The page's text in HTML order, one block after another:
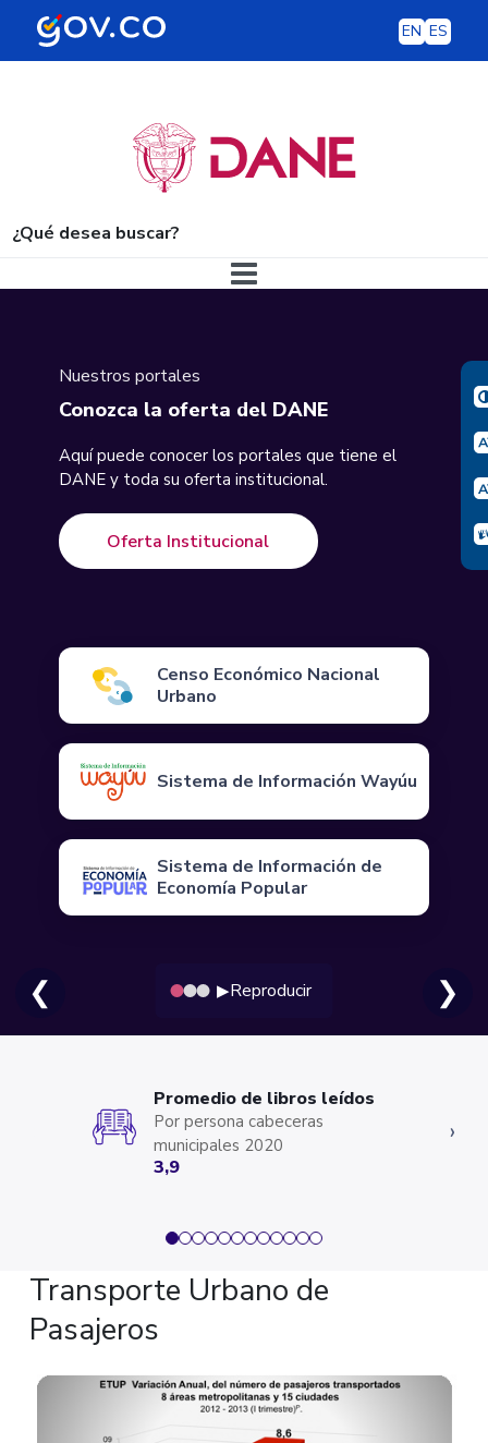
EN ES
¿Qué desea buscar?
Nuestros portales
Conozca la oferta del DANE
Aquí puede conocer los portales que tiene el
DANE y toda su oferta institucional.
Oferta Institucional
Censo Económico Nacional
Urbano
Sistema de Información Wayúu
Sistema de Información de
Economía Popular
❮ ▶Reproducir ❯
Por persona cabeceras
municipales 2020
Promedio de libros leídos
3,9
›
Transporte Urbano de
Pasajeros